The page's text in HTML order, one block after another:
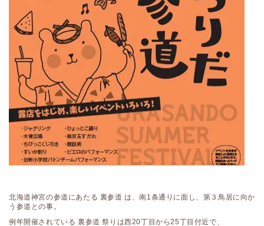
北海道神宮の参道にあたる 裏参道 は、南1条通りに面し、第３鳥居に向か
う参道との事。
例年開催されている 裏参道 祭りは西20丁目から25丁目付近で、